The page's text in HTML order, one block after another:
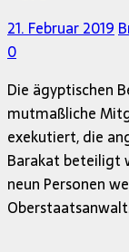
21. Februar 2019
0
Die ägyptischen
mutmaßliche
exekutiert, die
Barakat beteiligt
neun Personen